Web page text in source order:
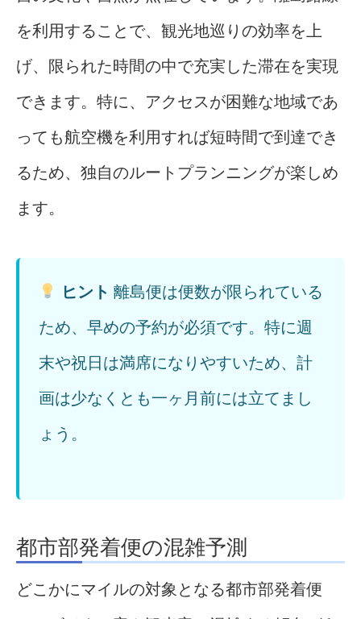
を利用することで、観光地巡りの効率を上
げ、限られた時間の中で充実した滞在を実現
できます。特に、アクセスが困難な地域であ
っても航空機を利用すれば短時間で到達でき
るため、独自のルートプランニングが楽しめ
ます。
ヒント 離島便は便数が限られている
ため、早めの予約が必須です。特に週
末や祝日は満席になりやすいため、計
画は少なくとも一ヶ月前には立てまし
ょう。
都市部発着便の混雑予測
どこかにマイルの対象となる都市部発着便